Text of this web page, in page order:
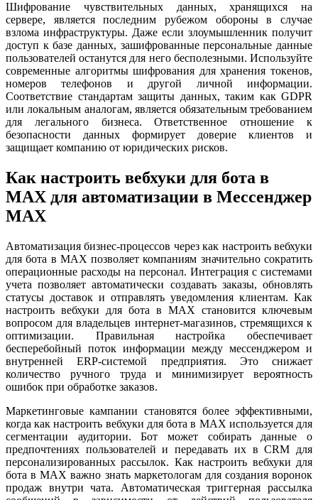
Шифрование чувствительных данных, хранящихся на
сервере, является последним рубежом обороны в случае
взлома инфраструктуры. Даже если злоумышленник получит
доступ к базе данных, зашифрованные персональные данные
пользователей останутся для него бесполезными. Используйте
современные алгоритмы шифрования для хранения токенов,
номеров телефонов и другой личной информации.
Соответствие стандартам защиты данных, таким как GDPR
или локальным аналогам, является обязательным требованием
для легального бизнеса. Ответственное отношение к
безопасности данных формирует доверие клиентов и
защищает компанию от юридических рисков.
Как настроить вебхуки для бота в
MAX для автоматизации в Мессенджер
MAX
Автоматизация бизнес-процессов через как настроить вебхуки
для бота в MAX позволяет компаниям значительно сократить
операционные расходы на персонал. Интеграция с системами
учета позволяет автоматически создавать заказы, обновлять
статусы доставок и отправлять уведомления клиентам. Как
настроить вебхуки для бота в MAX становится ключевым
вопросом для владельцев интернет-магазинов, стремящихся к
оптимизации. Правильная настройка обеспечивает
бесперебойный поток информации между мессенджером и
внутренней ERP-системой предприятия. Это снижает
количество ручного труда и минимизирует вероятность
ошибок при обработке заказов.
Маркетинговые кампании становятся более эффективными,
когда как настроить вебхуки для бота в MAX используется для
сегментации аудитории. Бот может собирать данные о
предпочтениях пользователей и передавать их в CRM для
персонализированных рассылок. Как настроить вебхуки для
бота в MAX важно знать маркетологам для создания воронок
продаж внутри чата. Автоматическая триггерная рассылка